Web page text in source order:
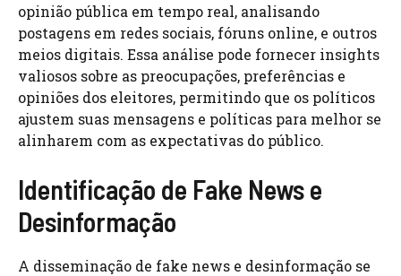
opinião pública em tempo real, analisando
postagens em redes sociais, fóruns online, e outros
meios digitais. Essa análise pode fornecer insights
valiosos sobre as preocupações, preferências e
opiniões dos eleitores, permitindo que os políticos
ajustem suas mensagens e políticas para melhor se
alinharem com as expectativas do público.
Identificação de Fake News e
Desinformação
A disseminação de fake news e desinformação se